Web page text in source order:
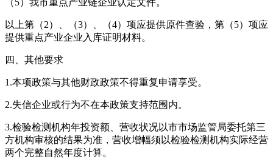
（5）我市重点产业链企业认定文件。
以上第（2）、（3）、（4）项应提供原件查验，第（5）项应
提供重点产业企业入库证明材料。
四、其他要求
1.本项政策与其他财政政策不得重复申请享受。
2.失信企业或行为不在本政策支持范围内。
3.检验检测机构年投资额、营收状况以市市场监管局委托第三
方机构审核的结果为准，营收增幅须以检验检测机构实际经营
两个完整自然年度计算。